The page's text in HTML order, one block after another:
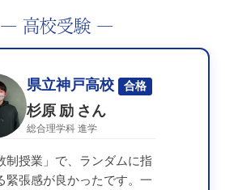
― 高校受験 ―
県立神戸高校 合格
杉原 励 さん
総合理学科 進学
制授業」で、ランダムに指
緊張感が良かったです。一